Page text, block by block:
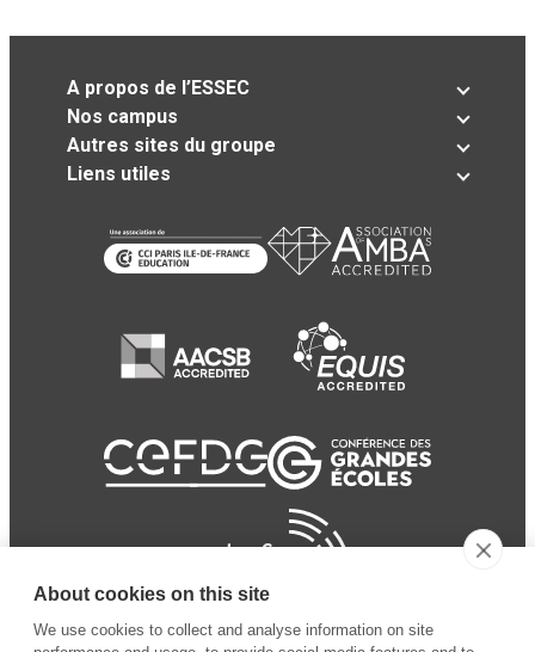
A propos de l’ESSEC
Nos campus
Autres sites du groupe
Liens utiles
About cookies on this site
We use cookies to collect and analyse information on site